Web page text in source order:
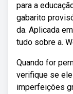
para a
gabarito
da. Aplicada
tudo sobre a.
Quando for
verifique se
imperfeições